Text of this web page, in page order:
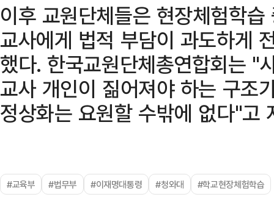
이후 교원단체들은 현장체험학
교사에게 법적 부담이 과도하게
했다. 한국교원단체총연합회는 "
교사 개인이 짊어져야 하는 구조
정상화는 요원할 수밖에 없다"고
#교육부 #법무부 #이재명대통령 #청와대 #학교현장체험학습